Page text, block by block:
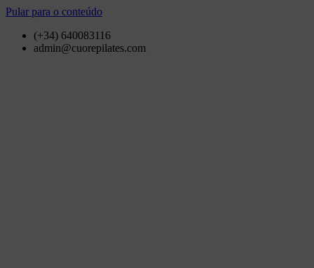
Pular para o conteúdo
(+34) 640083116
admin@cuorepilates.com